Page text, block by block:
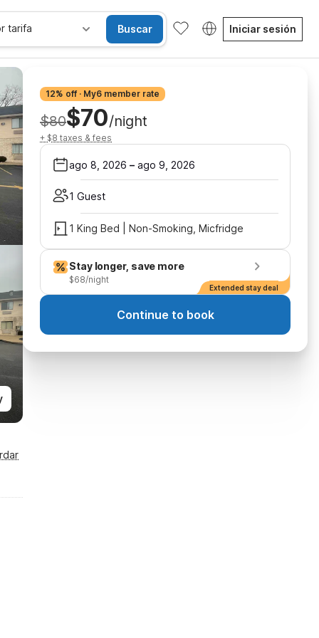
tarifa Buscar Iniciar sesión
12% off · My6 member rate
$80$70/night
+ $8 taxes & fees
ago 8, 2026 – ago 9, 2026
1 Guest
1 King Bed | Non-Smoking, Micfridge
Stay longer, save more
$68/night
Extended stay deal
Continue to book